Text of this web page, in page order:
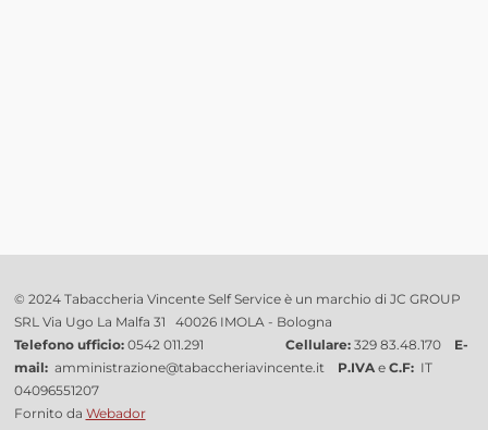
© 2024 Tabaccheria Vincente Self Service è un marchio di JC GROUP
SRL Via Ugo La Malfa 31 40026 IMOLA - Bologna
Telefono ufficio:0542 011.291 Cellulare:329 83.48.170 E-
mail: amministrazione@tabaccheriavincente.it P.IVAeC.F: IT
04096551207
Fornito da Webador